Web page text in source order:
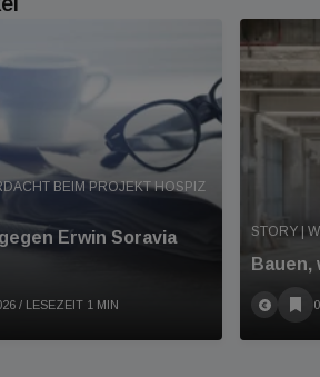
BEIM PROJEKT HOSPIZ
Erwin Soravia
/ LESEZEIT 1 MIN
STORY |
Bauen,